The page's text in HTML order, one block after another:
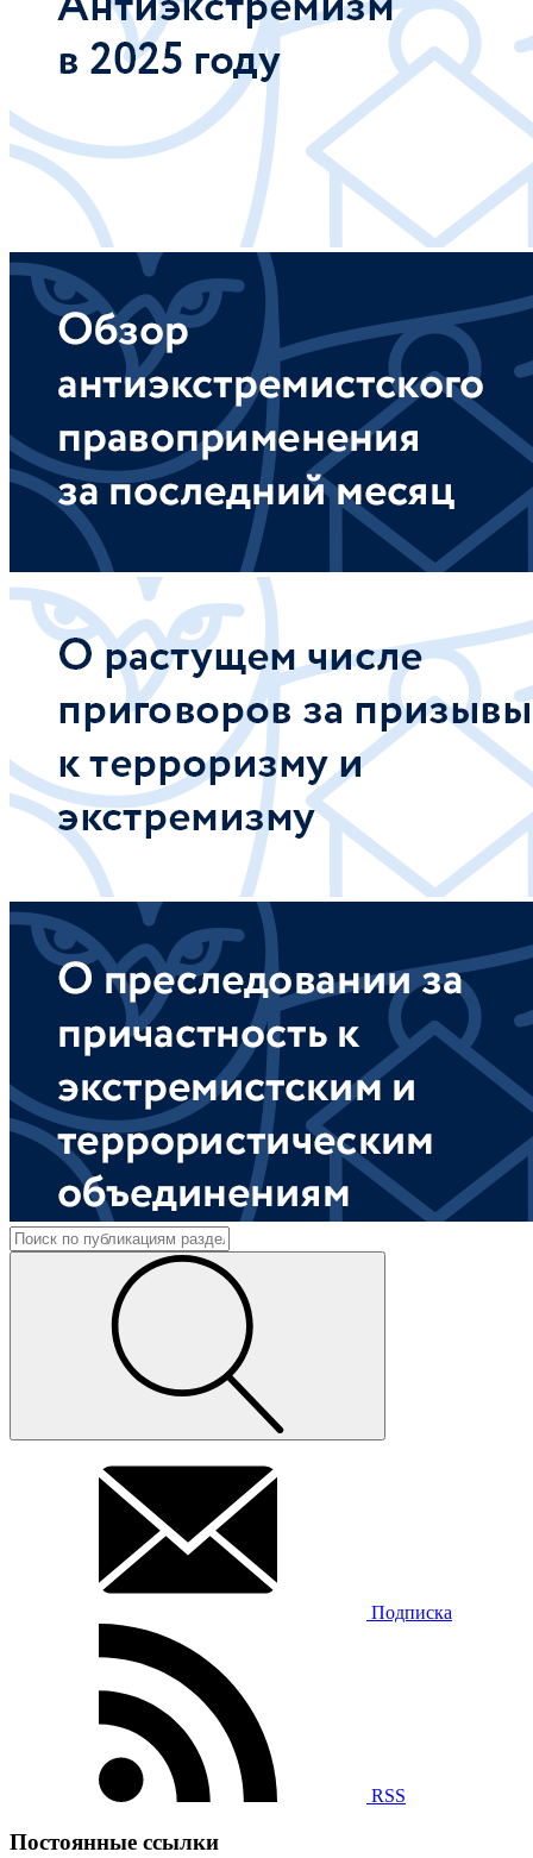
Подписка
RSS
Постоянные ссылки